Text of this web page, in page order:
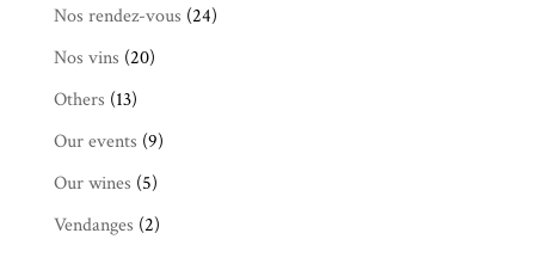
Nos rendez-vous (24)
Nos vins (20)
Others (13)
Our events (9)
Our wines (5)
Vendanges (2)